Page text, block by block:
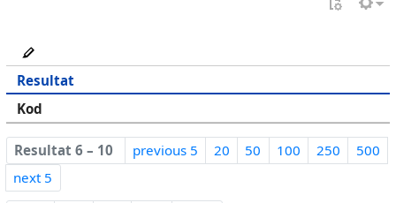
Resultat
Kod
Resultat 6 – 10 previous 5 20 50 100 250
500
next 5